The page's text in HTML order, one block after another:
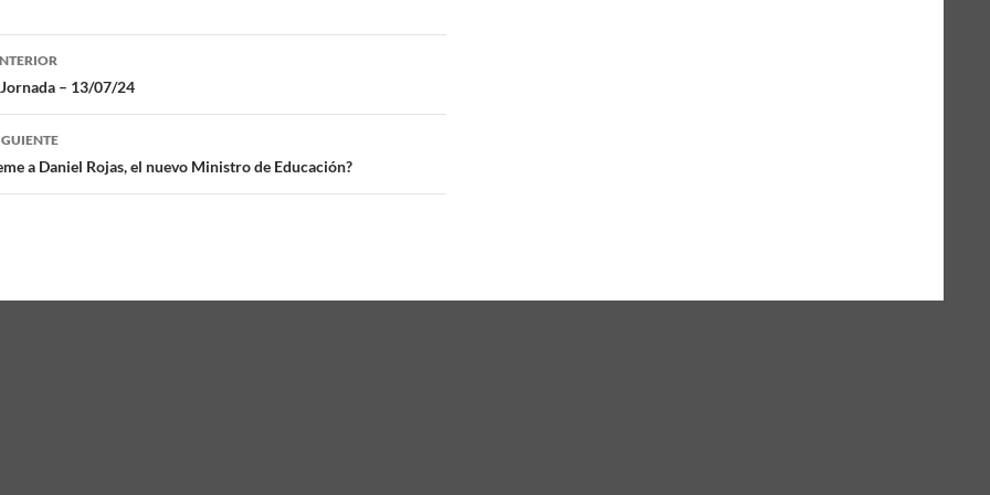
– 13/07/24
a Daniel Rojas, el nuevo Ministro de Educación?